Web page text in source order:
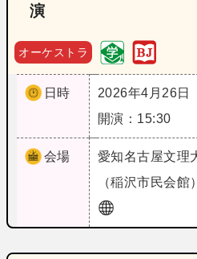
演
オーケストラ
日時
2026年4月26日
開演：15:30
会場 愛知名古屋文理
（稲沢市民会館